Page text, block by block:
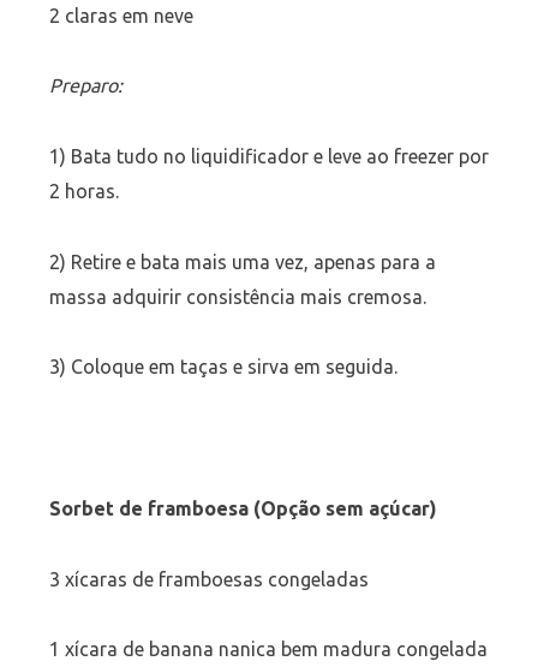
2 claras em neve
Preparo:
1) Bata tudo no liquidificador e leve ao freezer por
2 horas.
2) Retire e bata mais uma vez, apenas para a
massa adquirir consistência mais cremosa.
3) Coloque em taças e sirva em seguida.
Sorbet de framboesa (Opção sem açúcar)
3 xícaras de framboesas congeladas
1 xícara de banana nanica bem madura congelada